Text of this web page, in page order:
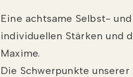
Eine achtsame Selbst-
individuellen Stärken und
Maxime.
Die Schwerpunkte